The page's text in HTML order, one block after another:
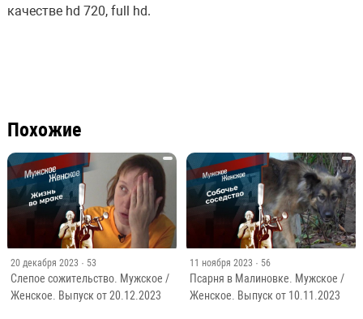
качестве hd 720, full hd.
Похожие
20 декабря 2023 · 53
Слепое сожительство. Мужское /
Женское. Выпуск от 20.12.2023
11 ноября 2023 · 56
Псарня в Малиновке. Мужское /
Женское. Выпуск от 10.11.2023